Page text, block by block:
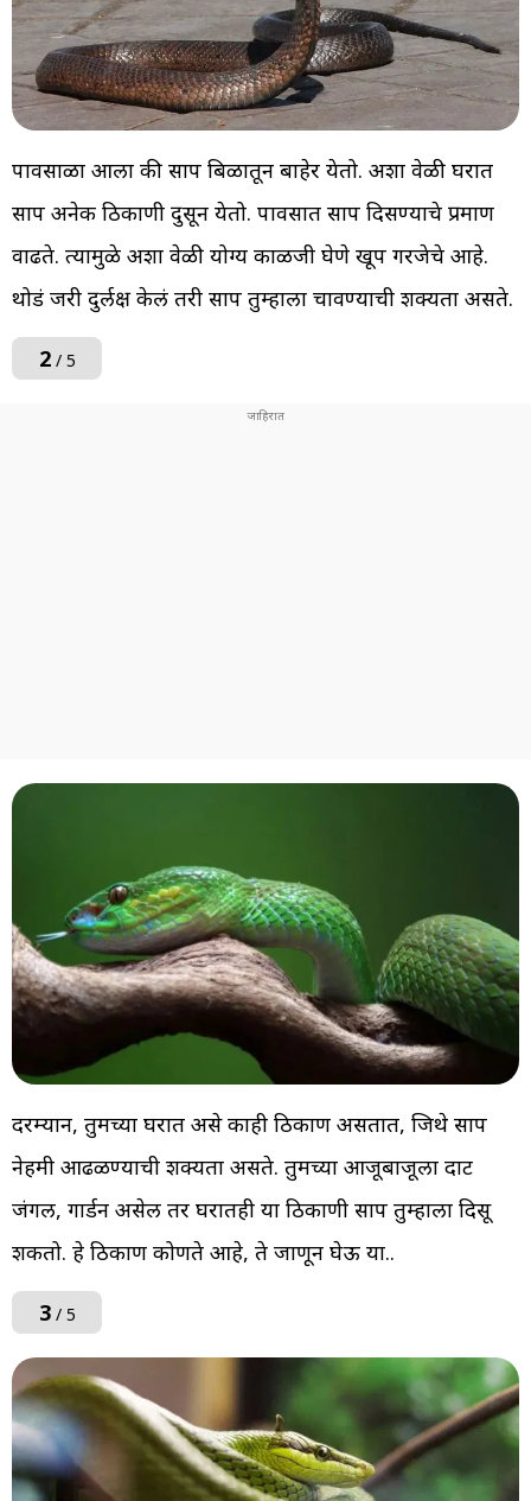
पावसाळा आला की साप बिळातून बाहेर येतो. अशा वेळी घरात
साप अनेक ठिकाणी दुसून येतो. पावसात साप दिसण्याचे प्रमाण
वाढते. त्यामुळे अशा वेळी योग्य काळजी घेणे खूप गरजेचे आहे.
थोडं जरी दुर्लक्ष केलं तरी साप तुम्हाला चावण्याची शक्यता असते.
2/ 5
दरम्यान, तुमच्या घरात असे काही ठिकाण असतात, जिथे साप
नेहमी आढळण्याची शक्यता असते. तुमच्या आजूबाजूला दाट
जंगल, गार्डन असेल तर घरातही या ठिकाणी साप तुम्हाला दिसू
शकतो. हे ठिकाण कोणते आहे, ते जाणून घेऊ या..
3/ 5